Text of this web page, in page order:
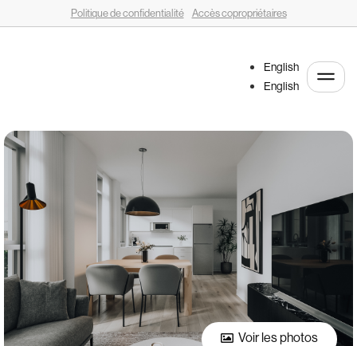
Politique de confidentialité Accès copropriétaires
English
English
Voir les photos